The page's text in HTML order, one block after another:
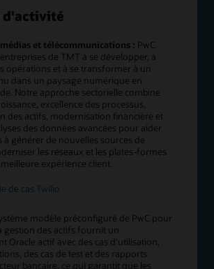
d'activité
et télécommunications : PwC
de TMT à se développer, à
opérations et à se transformer à un
dans un paysage numérique en
Notre approche sectorielle combine
excellence des processus,
des actifs, modernisation financière et
des données avancées pour aider
à générer de nouvelles sources de
les réseaux et les plates-formes
expérience client.
de cas Twilio
modèle préconfiguré de PwC pour
gestion des actifs fournit un
Oracle actif avec des cas d'utilisation,
des cas de test et des rapports
bancaire, ce qui garantit que les